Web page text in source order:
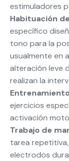
estimuladores
Habituación
específico
tono para la
usualmente en
alteración leve
realizan la
ejercicios
activación
Trabajo de
tarea
electrodos